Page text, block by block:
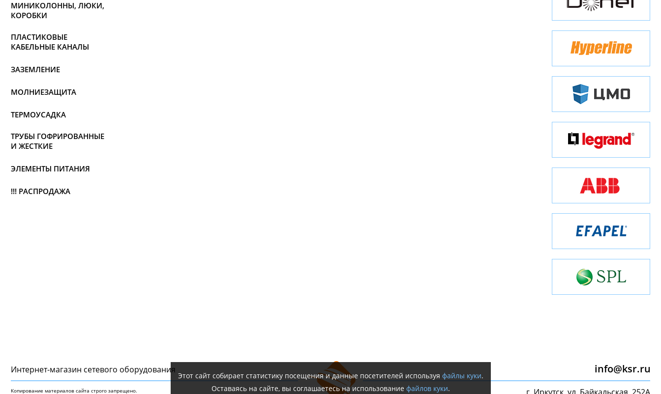
МИНИКОЛОННЫ, ЛЮКИ,
КОРОБКИ
ПЛАСТИКОВЫЕ
КАБЕЛЬНЫЕ КАНАЛЫ
ЗАЗЕМЛЕНИЕ
МОЛНИЕЗАЩИТА
ТЕРМОУСАДКА
ТРУБЫ ГОФРИРОВАННЫЕ
И ЖЕСТКИЕ
ЭЛЕМЕНТЫ ПИТАНИЯ
!!! РАСПРОДАЖА
Интернет-магазин сетeвого оборудования
Копирование материалов сайта строго запрещено.
info@ksr.ru
Этот сайт собирает статистику посещения и данные посетителей используя файлы куки.
Оставаясь на сайте, вы соглашаетесь на использование файлов куки.